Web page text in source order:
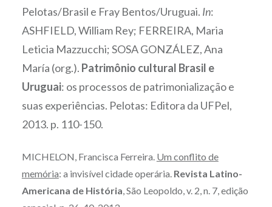
Pelotas/Brasil e Fray Bentos/Uruguai. In:
ASHFIELD, William Rey; FERREIRA, Maria
Leticia Mazzucchi; SOSA GONZÁLEZ, Ana
María (org.). Patrimônio cultural Brasil e
Uruguai: os processos de patrimonialização e
suas experiências. Pelotas: Editora da UFPel,
2013. p. 110-150.
MICHELON, Francisca Ferreira. Um conflito de
memória: a invisível cidade operária. Revista Latino-
Americana de História, São Leopoldo, v. 2, n. 7, edição